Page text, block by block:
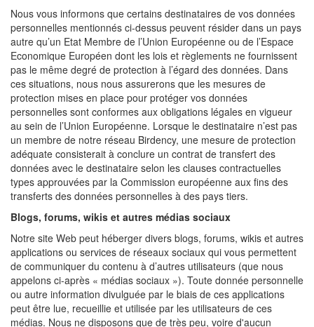
Nous vous informons que certains destinataires de vos données
personnelles mentionnés ci-dessus peuvent résider dans un pays
autre qu’un Etat Membre de l’Union Européenne ou de l’Espace
Economique Européen dont les lois et règlements ne fournissent
pas le même degré de protection à l’égard des données. Dans
ces situations, nous nous assurerons que les mesures de
protection mises en place pour protéger vos données
personnelles sont conformes aux obligations légales en vigueur
au sein de l’Union Européenne. Lorsque le destinataire n’est pas
un membre de notre réseau Birdency, une mesure de protection
adéquate consisterait à conclure un contrat de transfert des
données avec le destinataire selon les clauses contractuelles
types approuvées par la Commission européenne aux fins des
transferts des données personnelles à des pays tiers.
Blogs, forums, wikis et autres médias sociaux
Notre site Web peut héberger divers blogs, forums, wikis et autres
applications ou services de réseaux sociaux qui vous permettent
de communiquer du contenu à d’autres utilisateurs (que nous
appelons ci-après « médias sociaux »). Toute donnée personnelle
ou autre information divulguée par le biais de ces applications
peut être lue, recueillie et utilisée par les utilisateurs de ces
médias. Nous ne disposons que de très peu, voire d'aucun